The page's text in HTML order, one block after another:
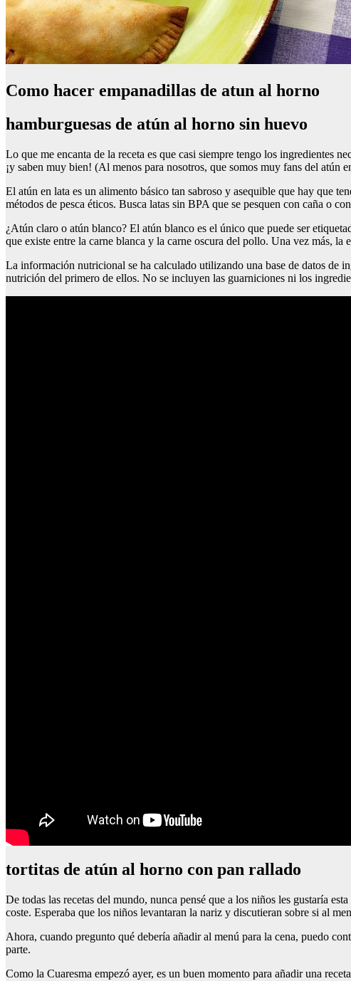
Como hacer empanadillas de atun al horno
hamburguesas de atún al horno sin huevo
Lo que me encanta de la receta es que casi siempre tengo los ingredientes
¡y saben muy bien! (Al menos para nosotros, que somos muy fans del atún
El atún en lata es un alimento básico tan sabroso y asequible que hay que
métodos de pesca éticos. Busca latas sin BPA que se pesquen con caña o
¿Atún claro o atún blanco? El atún blanco es el único que puede ser
que existe entre la carne blanca y la carne oscura del pollo. Una vez más, la
La información nutricional se ha calculado utilizando una base de datos de
nutrición del primero de ellos. No se incluyen las guarniciones ni los
tortitas de atún al horno con pan rallado
De todas las recetas del mundo, nunca pensé que a los niños les gustaría
coste. Esperaba que los niños levantaran la nariz y discutieran sobre si al
Ahora, cuando pregunto qué debería añadir al menú para la cena, puedo
parte.
Como la Cuaresma empezó ayer, es un buen momento para añadir una